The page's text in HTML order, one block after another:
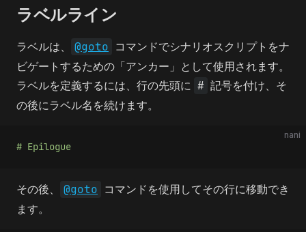
ラベルライン
ラベルは、 @goto コマンドでシナリオスクリプトをナ
ビゲートするための「アンカー」として使用されます。
ラベルを定義するには、行の先頭に # 記号を付け、そ
の後にラベル名を続けます。
nani
# Epilogue
その後、 @goto コマンドを使用してその行に移動でき
ます。